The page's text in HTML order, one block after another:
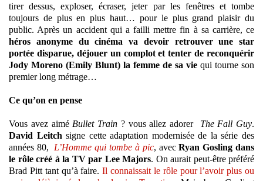
tirer dessus, exploser, écraser, jeter par les fenêtres et tombe
toujours de plus en plus haut… pour le plus grand plaisir du
public. Après un accident qui a failli mettre fin à sa carrière, ce
héros anonyme du cinéma va devoir retrouver une star
portée disparue, déjouer un complot et tenter de reconquérir
Jody Moreno (Emily Blunt) la femme de sa vie qui tourne son
premier long métrage…
Ce qu’on en pense
Vous avez aimé Bullet Train ? vous allez adorer The Fall Guy.
David Leitch signe cette adaptation modernisée de la série des
années 80, L’Homme qui tombe à pic, avecRyan Gosling dans
le rôle créé à la TV par Lee Majors. On aurait peut-être préféré
Brad Pitt tant qu’à faire.Il connaissait le rôle pour l’avoir plus ou